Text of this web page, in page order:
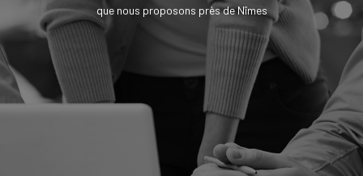
que nous proposons près de Nîmes